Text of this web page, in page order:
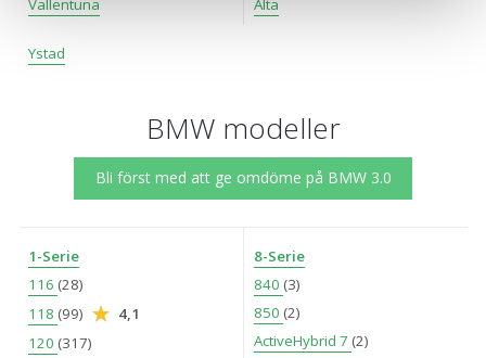
dig relevanta tips, nyheter och anpassad reklam. Genom
cookies och samtycker till att vi mäter och delar
partners. För att ändra vilka typer av cookies vi använder
klickar du på Anpassa. Du kan alltid ändra dina
inställningar för cookies.
Vallentuna
Ystad
Älta
BMW modeller
Bli först med att ge omdöme på BMW 3.0
1-Serie
116 (28)
118 (99)
4,1
120 (317)
8-Serie
840 (3)
850 (2)
ActiveHybrid 7 (2)